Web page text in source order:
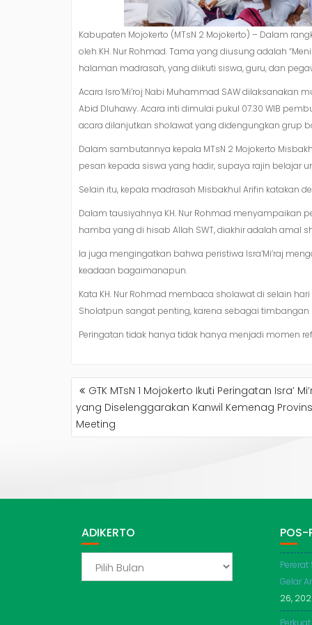
Kabupaten Mojokerto (MTsN 2 Mojokerto) – Dalam
oleh KH. Nur Rohmad. Tama yang diusung adalah
halaman madrasah, yang diikuti siswa, guru, dan
Acara Isro’Mi’roj Nabi Muhammad SAW
Abid Dluhawy. Acara inti dimulai pukul 07.30 WIB
acara dilanjutkan sholawat yang didengungkan grup
Dalam sambutannya kepala MTsN 2 Mojokerto
pesan kepada siswa yang hadir, supaya rajin belajar
Selain itu, kepala madrasah Misbakhul Arifin katakan
Dalam tausiyahnya KH. Nur Rohmad
hamba yang di hisab Allah SWT, diakhir adalah amal
Ia juga mengingatkan bahwa peristiwa Isra’Mi’raj
keadaan bagaimanapun.
Kata KH. Nur Rohmad membaca sholawat di selain
Sholatpun sangat penting, karena sebagai
Peringatan tidak hanya tidak hanya menjadi momen
NAVIGASI
POSGTK MTsN 1 Mojokerto Ikuti Peringatan Isra’
yang Diselenggarakan Kanwil Kemenag
Meeting
ADIKERTO POS-
Gelar
26,